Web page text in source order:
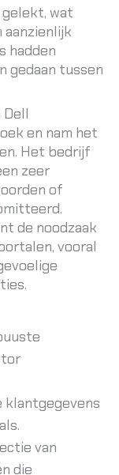
wat
hadden
gedaan tussen
en nam het
Het bedrijf
zeer
of
de noodzaak
vooral
klantgegevens
van
die